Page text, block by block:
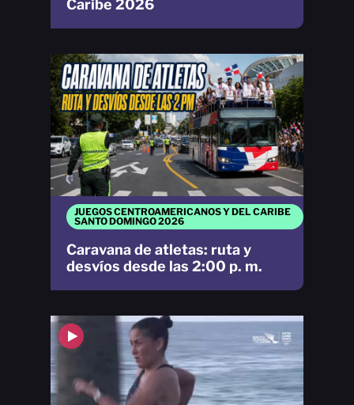
JUEGOS CENTROAMERICANOS Y DEL CARIBE
SANTO DOMINGO 2026
Caravana de atletas: ruta y
desvíos desde las 2:00 p. m.
Caribe 2026